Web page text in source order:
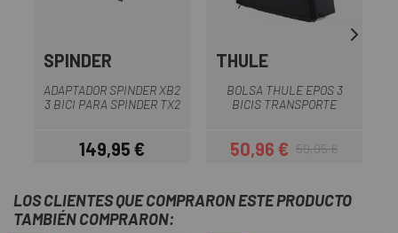
SPINDER
ADAPTADOR SPINDER XB2
3 BICI PARA SPINDER TX2
Precio
149,95 €
THULE
BOLSA THULE EPOS 3
BICIS TRANSPORTE
Precio
50,96 €Precio regular
59,95 €
LOS CLIENTES QUE COMPRARON ESTE PRODUCTO
TAMBIÉN COMPRARON: